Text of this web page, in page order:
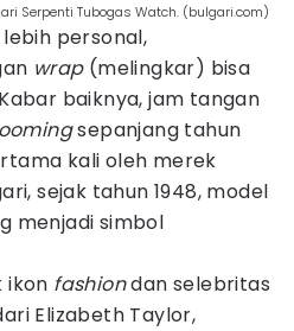
Serpenti Tubogas Watch. (bulgari.com)
personal,
wrap(melingkar) bisa
baiknya, jam tangan
sepanjang tahun
kali oleh merek
sejak tahun 1948, model
menjadi simbol
ikon fashiondan selebritas
Elizabeth Taylor,